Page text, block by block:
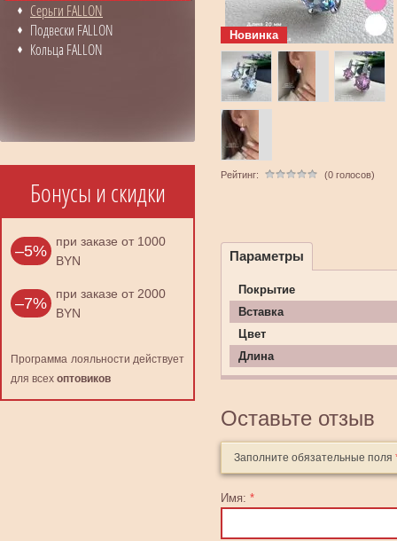
Новинка
Рейтинг: (0 голосов)
Параметры
Покрытие
Вставка
Цвет
Длина
Оставьте отзыв
Заполните обязательные поля
Имя: *
Серьги FALLON
Подвески FALLON
Кольца FALLON
Бонусы и скидки
–5%
при заказе от 1000
BYN
–7%
при заказе от 2000
BYN
Программа лояльности действует
для всех оптовиков